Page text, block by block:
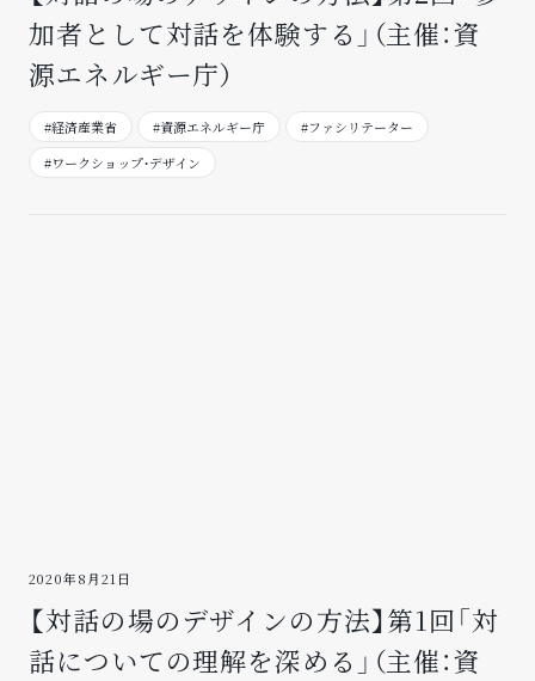
加者として対話を体験する」（主催：資
源エネルギー庁）
#経済産業省 #資源エネルギー庁
#ファシリテーター
#ワークショップ・デザイン
2020年8月21日
【対話の場のデザインの方法】第1回「対
話についての理解を深める」（主催：資